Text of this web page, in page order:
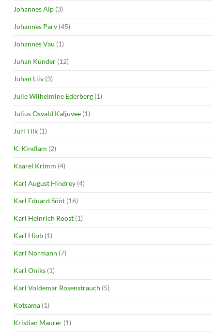
Johannes Alp (3)
Johannes Parv (45)
Johannes Vau (1)
Juhan Kunder (12)
Juhan Liiv (3)
Julie Wilhelmine Ederberg (1)
Julius Osvald Kaljuvee (1)
Jüri Tilk (1)
K. Kindlam (2)
Kaarel Krimm (4)
Karl August Hindrey (4)
Karl Eduard Sööt (16)
Karl Heinrich Roost (1)
Karl Hiob (1)
Karl Normann (7)
Karl Oniks (1)
Karl Voldemar Rosenstrauch (5)
Kotsama (1)
Kristian Maurer (1)